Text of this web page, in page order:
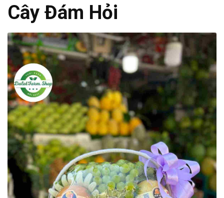
Cây Đám Hỏi